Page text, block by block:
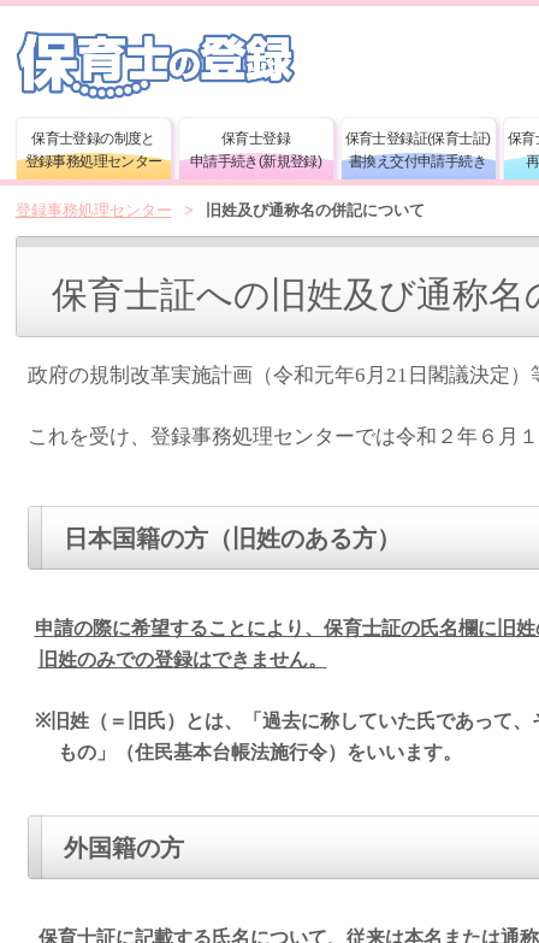
保育士登録の制度と
登録事務処理センター
保育士登録
申請手続き(新規登録)
保育士登録証(保育士証)
書換え交付申請手続き
保育
登録事務処理センター > 旧姓及び通称名の併記について
保育士証への旧姓及び通称
政府の規制改革実施計画（令和元年6月21日閣議決定
これを受け、登録事務処理センターでは令和２年６月
日本国籍の方（旧姓のある方）
申請の際に希望することにより、保育士証の氏名欄に旧
旧姓のみでの登録はできません。
※旧姓（＝旧氏）とは、「過去に称していた氏であって
もの」（住民基本台帳法施行令）をいいます。
外国籍の方
保育士証に記載する氏名について、従来は本名または通